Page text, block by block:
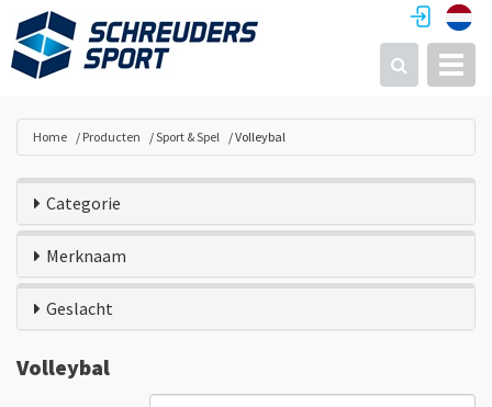
Zoeken
Home Producten Sport & Spel Volleybal
Categorie
Merknaam
Geslacht
Volleybal